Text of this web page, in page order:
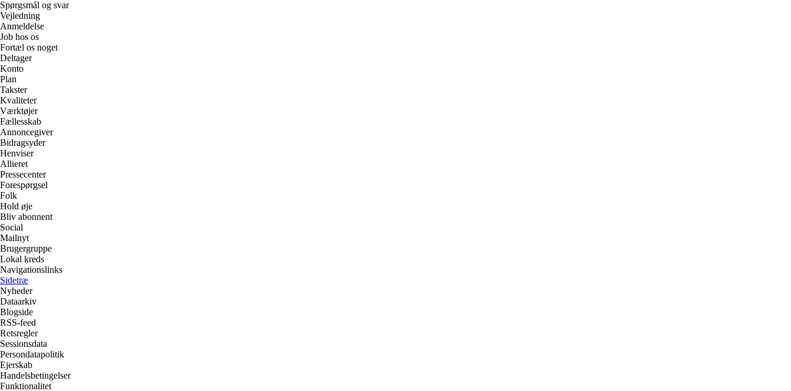
Spørgsmål og svar
Vejledning
Anmeldelse
Job hos os
Fortæl os noget
Deltager
Konto
Plan
Takster
Kvaliteter
Værktøjer
Fællesskab
Annoncegiver
Bidragsyder
Henviser
Allieret
Pressecenter
Forespørgsel
Folk
Hold øje
Bliv abonnent
Social
Mailnyt
Brugergruppe
Lokal kreds
Navigationslinks
Sidetræ
Nyheder
Dataarkiv
Blogside
RSS-feed
Retsregler
Sessionsdata
Persondatapolitik
Ejerskab
Handelsbetingelser
Funktionalitet